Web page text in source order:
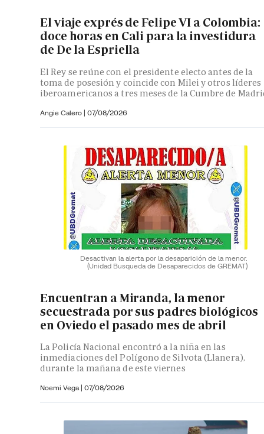
El viaje exprés de Felipe VI a Colombia:
doce horas en Cali para la investidura
de De la Espriella
El Rey se reúne con el presidente electo antes de la
toma de posesión y coincide con Milei y otros líderes
iberoamericanos a tres meses de la Cumbre de
Angie Calero | 07/08/2026
Desactivan la alerta por la desaparición de la menor.
(Unidad Busqueda de Desaparecidos de GREMAT)
Encuentran a Miranda, la menor
secuestrada por sus padres biológicos
en Oviedo el pasado mes de abril
La Policía Nacional encontró a la niña en las
inmediaciones del Polígono de Silvota (Llanera),
durante la mañana de este viernes
Noemi Vega | 07/08/2026